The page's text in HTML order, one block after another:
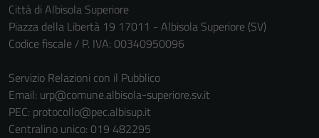
Città di Albisola Superiore
Piazza della Libertà 19 17011 - Albisola Superiore (SV)
Codice fiscale / P. IVA: 00340950096
Servizio Relazioni con il Pubblico
Email: urp@comune.albisola-superiore.sv.it
PEC: protocollo@pec.albisup.it
Centralino unico: 019 482295
per il
funzionamento
essere